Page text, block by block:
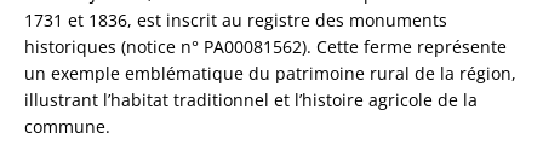
1731 et 1836, est inscrit au registre des monuments
historiques (notice n° PA00081562). Cette ferme représente
un exemple emblématique du patrimoine rural de la région,
illustrant l’habitat traditionnel et l’histoire agricole de la
commune.